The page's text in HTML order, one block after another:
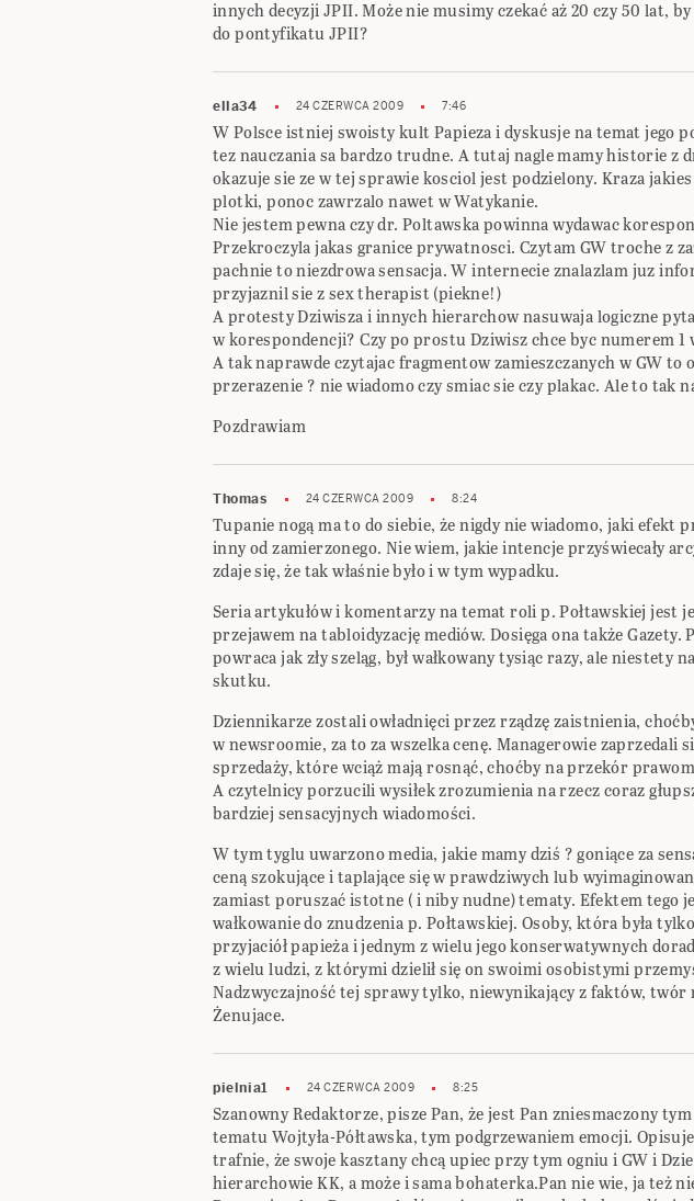
innych decyzji JPII. Może nie musimy czekać aż 20 czy 50 lat,
do pontyfikatu JPII?
ella34 24 CZERWCA 2009 7:46
W Polsce istniej swoisty kult Papieza i dyskusje na temat jego
tez nauczania sa bardzo trudne. A tutaj nagle mamy historie z
okazuje sie ze w tej sprawie kosciol jest podzielony. Kraza
plotki, ponoc zawrzalo nawet w Watykanie.
Nie jestem pewna czy dr. Poltawska powinna wydawac
Przekroczyla jakas granice prywatnosci. Czytam GW troche z
pachnie to niezdrowa sensacja. W internecie znalazlam juz
przyjaznil sie z sex therapist (piekne!)
A protesty Dziwisza i innych hierarchow nasuwaja logiczne
w korespondencji? Czy po prostu Dziwisz chce byc numerem 1
A tak naprawde czytajac fragmentow zamieszczanych w GW to
przerazenie ? nie wiadomo czy smiac sie czy plakac. Ale to tak
Pozdrawiam
Thomas 24 CZERWCA 2009 8:24
Tupanie nogą ma to do siebie, że nigdy nie wiadomo, jaki efekt
inny od zamierzonego. Nie wiem, jakie intencje przyświecały
zdaje się, że tak właśnie było i w tym wypadku.
Seria artykułów i komentarzy na temat roli p. Połtawskiej jest
przejawem na tabloidyzację mediów. Dosięga ona także Gazety.
powraca jak zły szeląg, był wałkowany tysiąc razy, ale niestety
skutku.
Dziennikarze zostali owładnięci przez rządzę zaistnienia,
w newsroomie, za to za wszelka cenę. Managerowie zaprzedali
sprzedaży, które wciąż mają rosnąć, choćby na przekór
A czytelnicy porzucili wysiłek zrozumienia na rzecz coraz
bardziej sensacyjnych wiadomości.
W tym tyglu uwarzono media, jakie mamy dziś ? goniące za
ceną szokujące i taplające się w prawdziwych lub
zamiast poruszać istotne ( i niby nudne) tematy. Efektem tego
wałkowanie do znudzenia p. Połtawskiej. Osoby, która była
przyjaciół papieża i jednym z wielu jego konserwatywnych
z wielu ludzi, z którymi dzielił się on swoimi osobistymi
Nadzwyczajność tej sprawy tylko, niewynikający z faktów, twór
Żenujace.
pielnia1 24 CZERWCA 2009 8:25
Szanowny Redaktorze, pisze Pan, że jest Pan zniesmaczony tym
tematu Wojtyła-Półtawska, tym podgrzewaniem emocji.
trafnie, że swoje kasztany chcą upiec przy tym ogniu i GW i
hierarchowie KK, a może i sama bohaterka.Pan nie wie, ja też